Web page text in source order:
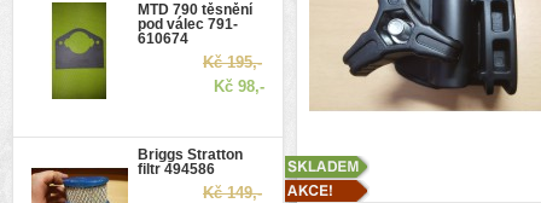
MTD 790 těsnění
pod válec 791-
610674
Kč 195,-
Kč 98,-
Briggs Stratton
filtr 494586
Kč 149,-